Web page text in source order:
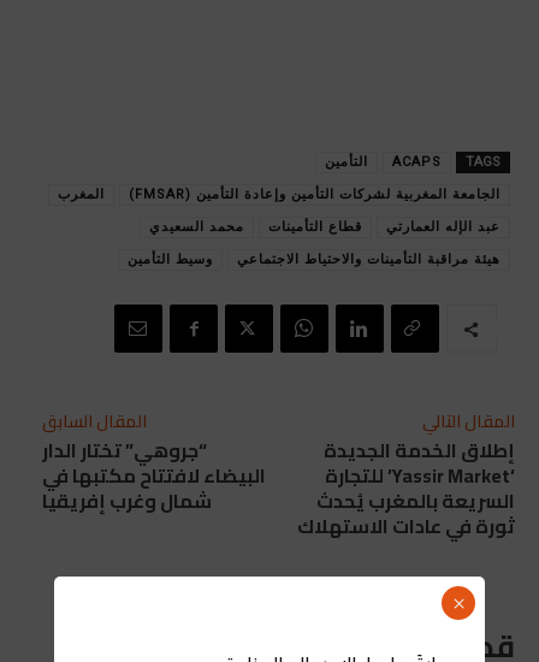
TAGS
ACAPS التأمين
الجامعة المغربية لشركات التأمين وإعادة التأمين (FMSAR) المغرب
عبد الإله العمارتي قطاع التأمينات محمد السعيدي
هيئة مراقبة التأمينات والاحتياط الاجتماعي وسيط التأمين
المقال السابق
“جروهي” تختار الدار
البيضاء لافتتاح مكتبها في
شمال وغرب إفريقيا
المقال التالي
إطلاق الخدمة الجديدة
‘Yassir Market’ للتجارة
السريعة بالمغرب يُحدث
ثورة في عادات الاستهلاك
قد يعجبك ايضا
×